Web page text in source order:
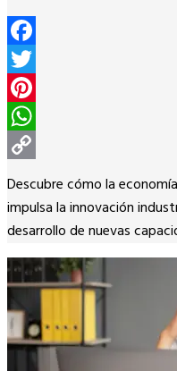
Facebook
Twitter
Pinterest
WhatsApp
Copy
Link
Descubre cómo la
impulsa la innovación
desarrollo de nuevas